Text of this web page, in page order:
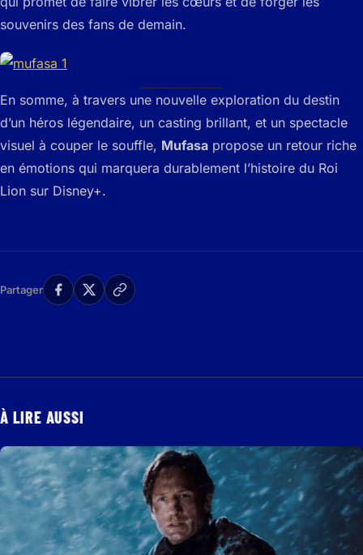
souvenirs des fans de demain.
En somme, à travers une nouvelle exploration du destin
d’un héros légendaire, un casting brillant, et un spectacle
visuel à couper le souffle, Mufasa propose un retour riche
en émotions qui marquera durablement l’histoire du Roi
Lion sur Disney+.
Partager
À LIRE AUSSI